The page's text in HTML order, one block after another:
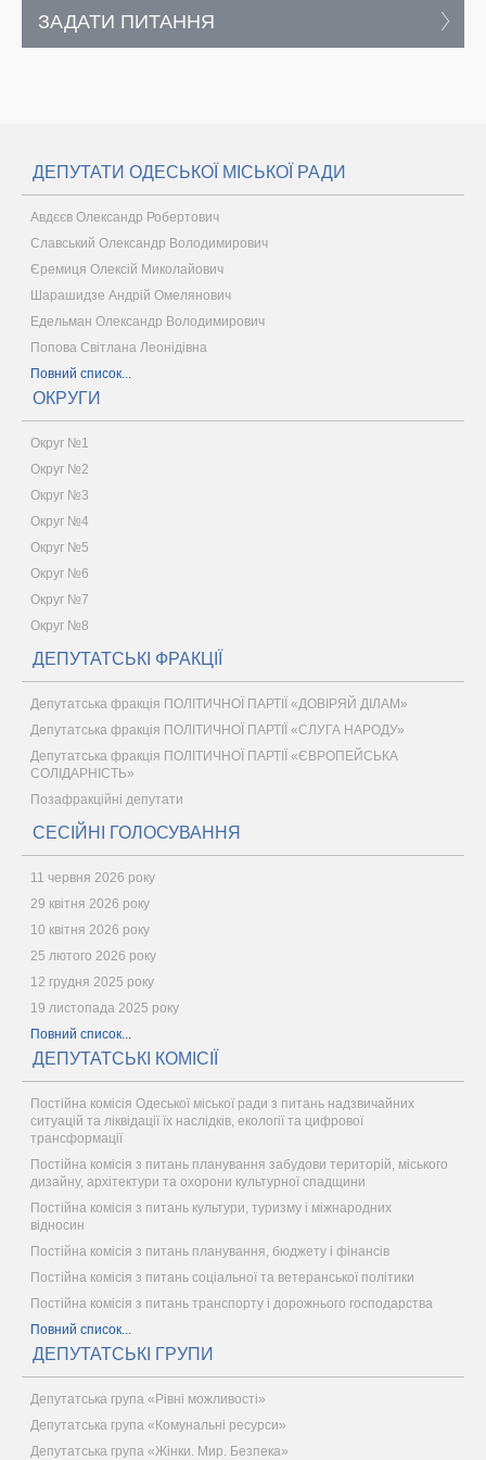
ЗАДАТИ ПИТАННЯ
ДЕПУТАТИ ОДЕСЬКОЇ МІСЬКОЇ РАДИ
Авдєєв Олександр Робертович
Славський Олександр Володимирович
Єремиця Олексій Миколайович
Шарашидзе Андрій Омелянович
Едельман Олександр Володимирович
Попова Світлана Леонідівна
Повний список...
ОКРУГИ
Округ №1
Округ №2
Округ №3
Округ №4
Округ №5
Округ №6
Округ №7
Округ №8
ДЕПУТАТСЬКІ ФРАКЦІЇ
Депутатська фракція ПОЛІТИЧНОЇ ПАРТІЇ «ДОВІРЯЙ ДІЛАМ»
Депутатська фракція ПОЛІТИЧНОЇ ПАРТІЇ «СЛУГА НАРОДУ»
Депутатська фракція ПОЛІТИЧНОЇ ПАРТІЇ «ЄВРОПЕЙСЬКА
СОЛІДАРНІСТЬ»
Позафракційні депутати
СЕСІЙНІ ГОЛОСУВАННЯ
11 червня 2026 року
29 квітня 2026 року
10 квітня 2026 року
25 лютого 2026 року
12 грудня 2025 року
19 листопада 2025 року
Повний список...
ДЕПУТАТСЬКІ КОМІСІЇ
Постійна комісія Одеської міської ради з питань надзвичайних
ситуацій та ліквідації їх наслідків, екології та цифрової
трансформації
Постійна комісія з питань планування забудови територій, міського
дизайну, архітектури та охорони культурної спадщини
Постійна комісія з питань культури, туризму і міжнародних
відносин
Постійна комісія з питань планування, бюджету і фінансів
Постійна комісія з питань соціальної та ветеранської політики
Постійна комісія з питань транспорту і дорожнього господарства
Повний список...
ДЕПУТАТСЬКІ ГРУПИ
Депутатська група «Рівні можливості»
Депутатська група «Комунальні ресурси»
Депутатська група «Жінки. Мир. Безпека»